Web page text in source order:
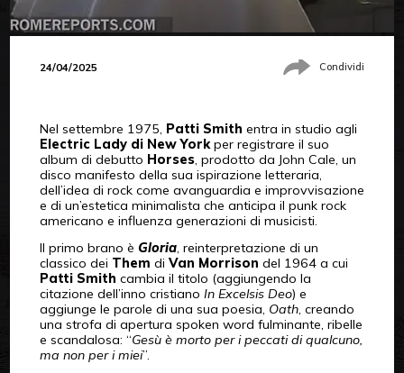
24/04/2025 Condividi
Nel settembre 1975, Patti Smith entra in studio agli
Electric Lady di New Yorkper registrare il suo
album di debutto Horses, prodotto da John Cale, un
disco manifesto della sua ispirazione letteraria,
dell’idea di rock come avanguardia e improvvisazione
e di un’estetica minimalista che anticipa il punk rock
americano e influenza generazioni di musicisti.
Il primo brano è Gloria, reinterpretazione di un
classico dei Them di Van Morrison del 1964 a cui
Patti Smith cambia il titolo (aggiungendo la
citazione dell’inno cristiano In Excelsis Deo) e
aggiunge le parole di una sua poesia, Oath, creando
una strofa di apertura spoken word fulminante, ribelle
e scandalosa: “Gesù è morto per i peccati di qualcuno,
ma non per i miei”.